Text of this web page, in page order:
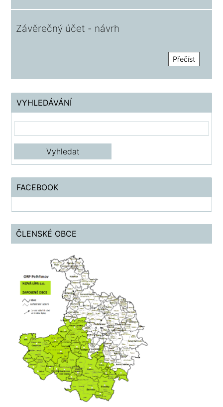
Závěrečný účet - návrh
Přečíst
VYHLEDÁVÁNÍ
FACEBOOK
ČLENSKÉ OBCE